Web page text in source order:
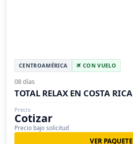
CENTROAMÉRICA CON VUELO
08 días
TOTAL RELAX EN COSTA RICA
Precio
Cotizar
Precio bajo solicitud
VER PAQUETE